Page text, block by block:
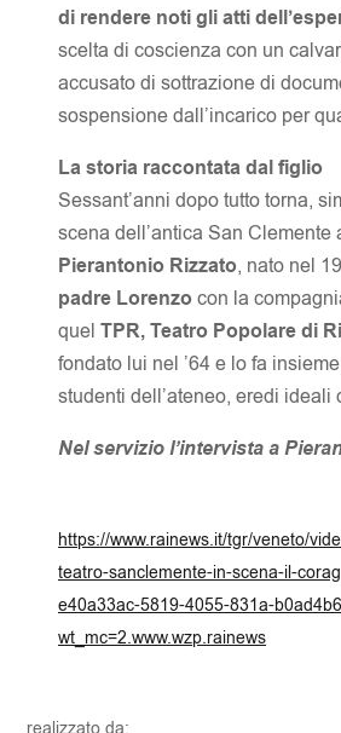
di rendere noti gli atti
scelta di coscienza con un
accusato di sottrazione di
sospensione dall’incarico per
La storia raccontata dal figlio
Sessant’anni dopo tutto torna,
scena dell’antica San Clemente
Pierantonio Rizzato, nato nel
padre Lorenzocon la
quel TPR, Teatro Popolare di
fondato lui nel ’64 e lo fa
studenti dell’ateneo, eredi
Nel servizio l’intervista a
https://www.rainews.it/tgr/veneto/
teatro-sanclemente-in-scena-il-
e40a33ac-5819-4055-831a-
wt_mc=2.www.wzp.rainews